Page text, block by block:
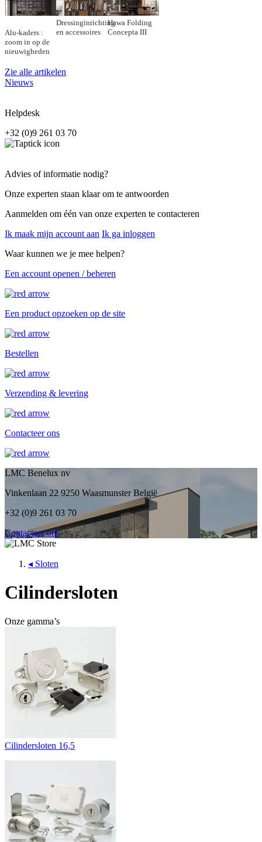
Alu-kaders :
zoom in op de
nieuwigheden
Dressinginrichting
en accessoires
Hawa Folding
Concepta III
Zie alle artikelen
Nieuws
Helpdesk
+32 (0)9 261 03 70
Advies of informatie nodig?
Onze experten staan klaar om te antwoorden
Aanmelden om één van onze experten te contacteren
Ik maak mijn account aan Ik ga inloggen
Waar kunnen we je mee helpen?
Een account openen / beheren
Een product opzoeken op de site
Bestellen
Verzending & levering
Contacteer ons
LMC Benelux nv
Vinkenlaan 22 9250 Waasmunster België
+32 (0)9 261 03 70
Contacteer ons
◂ Sloten
Cilindersloten
Onze gamma’s
Cilindersloten 16,5